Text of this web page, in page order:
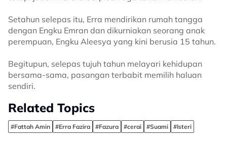
Setahun selepas itu, Erra mendirikan rumah tangga
dengan Engku Emran dan dikurniakan seorang anak
perempuan, Engku Aleesya yang kini berusia 15 tahun.
Begitupun, selepas tujuh tahun melayari kehidupan
bersama-sama, pasangan terbabit memilih haluan
sendiri.
Related Topics
#Fattah Amin #Erra Fazira #Fazura #cerai #Suami #Isteri